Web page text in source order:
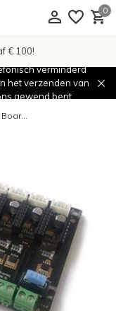
0
€ 100!
verminderd
het verzenden van
gewend bent.